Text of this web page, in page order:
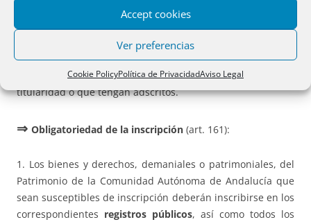
Accept cookies
Ver preferencias
Cookie PolicyPolítica de PrivacidadAviso Legal
el ejercicio de las facultades y prerrogativas enumeradas
en el artículo 166, en los mismos términos que vengan
obligados respecto a la Administración General del Estado.
Asimismo, podrán recabar esta información las consejerías
y agencias respecto de los bienes y derechos de su
titularidad o que tengan adscritos.
⇒ Obligatoriedad de la inscripción (art. 161):
1. Los bienes y derechos, demaniales o patrimoniales, del
Patrimonio de la Comunidad Autónoma de Andalucía que
sean susceptibles de inscripción deberán inscribirse en los
correspondientes registros públicos, así como todos los